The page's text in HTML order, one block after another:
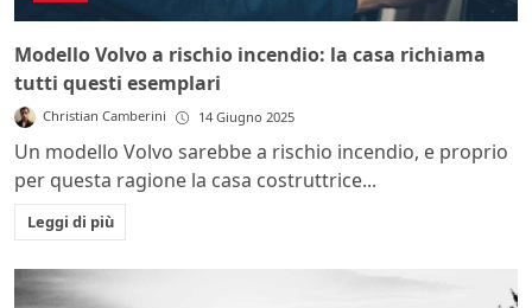
Modello Volvo a rischio incendio: la casa richiama
tutti questi esemplari
Christian Camberini 14 Giugno 2025
Un modello Volvo sarebbe a rischio incendio, e proprio
per questa ragione la casa costruttrice...
Leggi di più